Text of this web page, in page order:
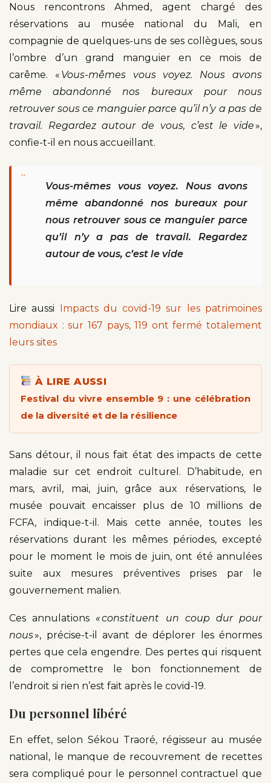
Nous rencontrons Ahmed, agent chargé des
réservations au musée national du Mali, en
compagnie de quelques-uns de ses collègues, sous
l’ombre d’un grand manguier en ce mois de
carême. « Vous-mêmes vous voyez. Nous avons
même abandonné nos bureaux pour nous
retrouver sous ce manguier parce qu’il n’y a pas de
travail. Regardez autour de vous, c’est le vide»,
confie-t-il en nous accueillant.
“
Vous-mêmes vous voyez. Nous avons
même abandonné nos bureaux pour
nous retrouver sous ce manguier parce
qu’il n’y a pas de travail. Regardez
autour de vous, c’est le vide
Lire aussi Impacts du covid-19 sur les patrimoines
mondiaux : sur 167 pays, 119 ont fermé totalement
leurs sites
À LIRE AUSSI
Festival du vivre ensemble 9 : une célébration
de la diversité et de la résilience
Sans détour, il nous fait état des impacts de cette
maladie sur cet endroit culturel. D’habitude, en
mars, avril, mai, juin, grâce aux réservations, le
musée pouvait encaisser plus de 10 millions de
FCFA, indique-t-il. Mais cette année, toutes les
réservations durant les mêmes périodes, excepté
pour le moment le mois de juin, ont été annulées
suite aux mesures préventives prises par le
gouvernement malien.
Ces annulations « constituent un coup dur pour
nous», précise-t-il avant de déplorer les énormes
pertes que cela engendre. Des pertes qui risquent
de compromettre le bon fonctionnement de
l’endroit si rien n’est fait après le covid-19.
Du personnel libéré
En effet, selon Sékou Traoré, régisseur au musée
national, le manque de recouvrement de recettes
sera compliqué pour le personnel contractuel que